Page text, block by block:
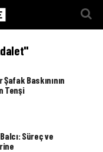
Baskınının
Tenşi
Süreç ve